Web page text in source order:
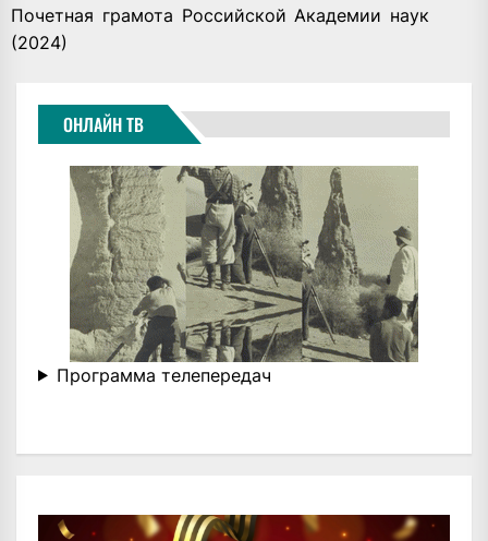
Почетная грамота Российской Академии наук
(2024)
ОНЛАЙН ТВ
Программа телепередач